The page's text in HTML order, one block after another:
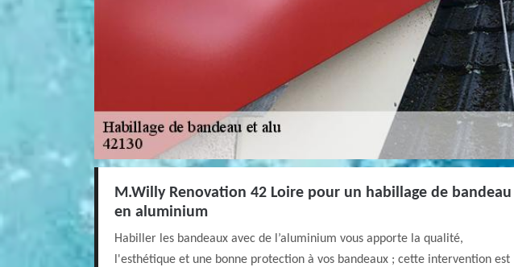
M.Willy Renovation 42 Loire pour un habillage de bandeau
en aluminium
Habiller les bandeaux avec de l’aluminium vous apporte la qualité,
l'esthétique et une bonne protection à vos bandeaux ; cette intervention est